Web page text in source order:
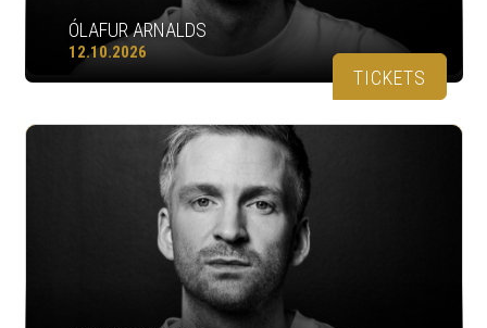
ÓLAFUR ARNALDS
12.10.2026
TICKETS